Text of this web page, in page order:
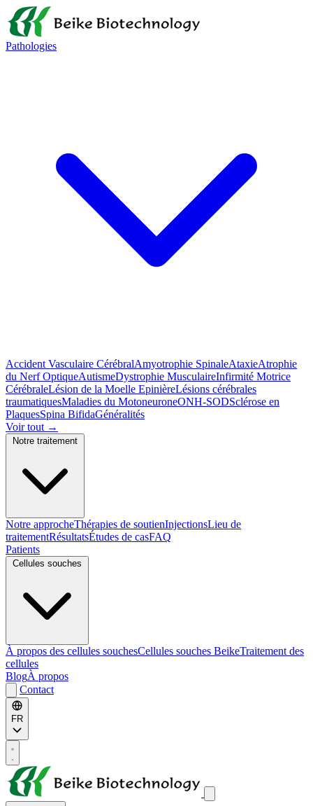
Pathologies
Accident Vasculaire CérébralAmyotrophie SpinaleAtaxieAtrophie
du Nerf OptiqueAutismeDystrophie MusculaireInfirmité Motrice
CérébraleLésion de la Moelle EpinièreLésions cérébrales
traumatiquesMaladies du MotoneuroneONH-SODSclérose en
PlaquesSpina BifidaGénéralités
Voir tout →
Notre approcheThérapies de soutienInjectionsLieu de
traitementRésultatsÉtudes de casFAQ
Patients
À propos des cellules souchesCellules souches BeikeTraitement des
cellules
BlogÀ propos
Contact
FR